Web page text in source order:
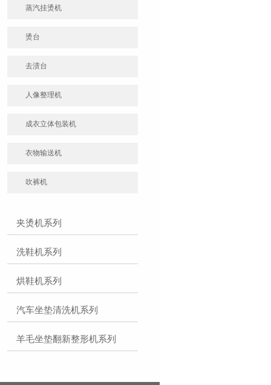
蒸汽挂烫机
烫台
去渍台
人像整理机
成衣立体包装机
衣物输送机
吹裤机
夹烫机系列
洗鞋机系列
烘鞋机系列
汽车坐垫清洗机系列
羊毛坐垫翻新整形机系列